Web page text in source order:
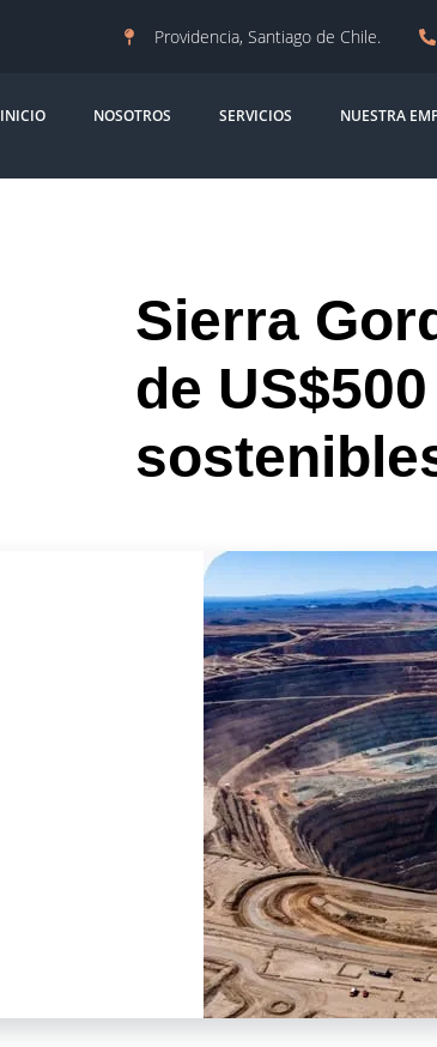
Providencia, Santiago de Chile.
INICIO NOSOTROS SERVICIOS NUESTRA
Sierra
de